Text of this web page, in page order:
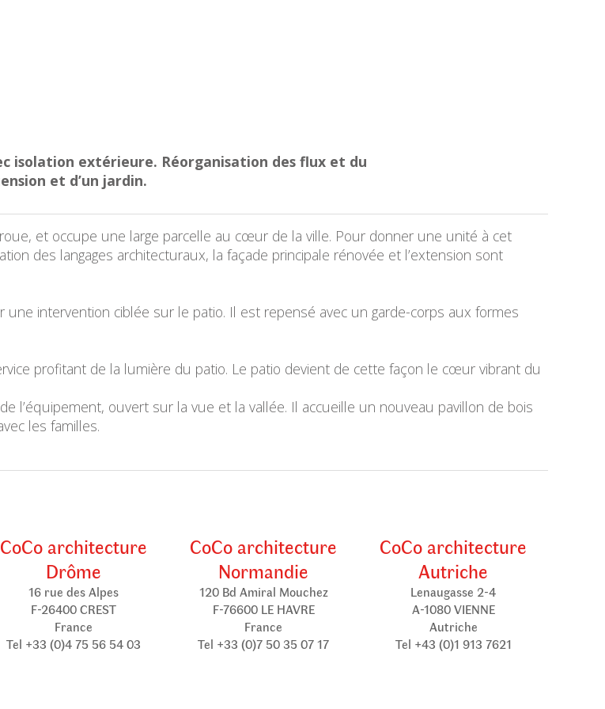
isolation extérieure. Réorganisation des flux et du
et d’un jardin.
et occupe une large parcelle au cœur de la ville. Pour donner une unité à cet
des langages architecturaux, la façade principale rénovée et l’extension sont
intervention ciblée sur le patio. Il est repensé avec un garde-corps aux formes
profitant de la lumière du patio. Le patio devient de cette façon le cœur vibrant du
l’équipement, ouvert sur la vue et la vallée. Il accueille un nouveau pavillon de bois
les familles.
CoCo architecture
Drôme
16 rue des Alpes
F-26400 CREST
France
Tel +33 (0)4 75 56 54 03
CoCo architecture
Normandie
120 Bd Amiral Mouchez
F-76600 LE HAVRE
France
Tel +33 (0)7 50 35 07 17
CoCo architecture
Autriche
Lenaugasse 2-4
A-1080 VIENNE
Autriche
Tel +43 (0)1 913 7621